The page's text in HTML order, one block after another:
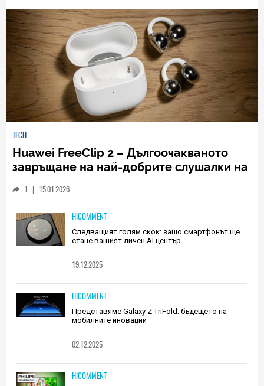
TECH
Huawei FreeClip 2 – Дългоочакваното
завръщане на най-добрите слушалки на
1 | 15.01.2026
HICOMMENT
Следващият голям скок: защо смартфонът ще
стане вашият личен AI център
19.12.2025
HICOMMENT
Представяме Galaxy Z TriFold: бъдещето на
мобилните иновации
02.12.2025
HICOMMENT